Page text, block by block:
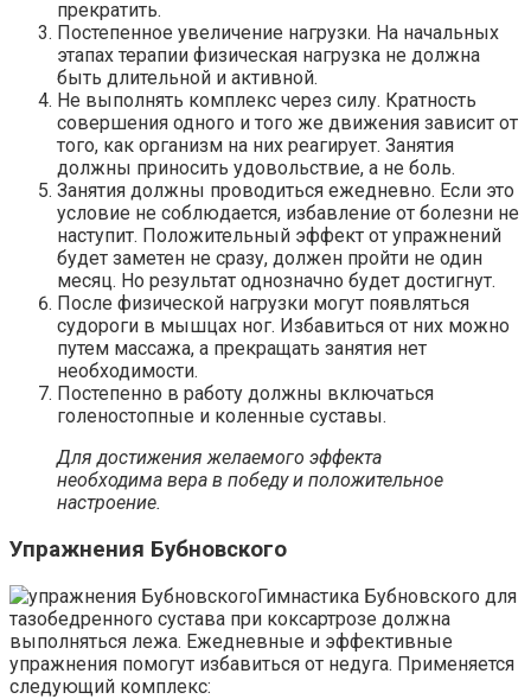
прекратить.
Постепенное увеличение нагрузки. На начальных
этапах терапии физическая нагрузка не должна
быть длительной и активной.
Не выполнять комплекс через силу. Кратность
совершения одного и того же движения зависит от
того, как организм на них реагирует. Занятия
должны приносить удовольствие, а не боль.
Занятия должны проводиться ежедневно. Если это
условие не соблюдается, избавление от болезни не
наступит. Положительный эффект от упражнений
будет заметен не сразу, должен пройти не один
месяц. Но результат однозначно будет достигнут.
После физической нагрузки могут появляться
судороги в мышцах ног. Избавиться от них можно
путем массажа, а прекращать занятия нет
необходимости.
Постепенно в работу должны включаться
голеностопные и коленные суставы.
Для достижения желаемого эффекта
необходима вера в победу и положительное
настроение.
Упражнения Бубновского
Гимнастика Бубновского для
тазобедренного сустава при коксартрозе должна
выполняться лежа. Ежедневные и эффективные
упражнения помогут избавиться от недуга. Применяется
следующий комплекс: